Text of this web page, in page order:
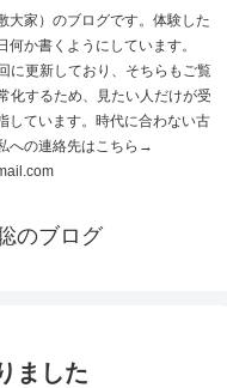
大家）のブログです。体験した
か書くようにしています。
に更新しており、そちらもご覧
化するため、見たい人だけが受
しています。時代に合わない古
への連絡先はこちら→
のブログ
ました